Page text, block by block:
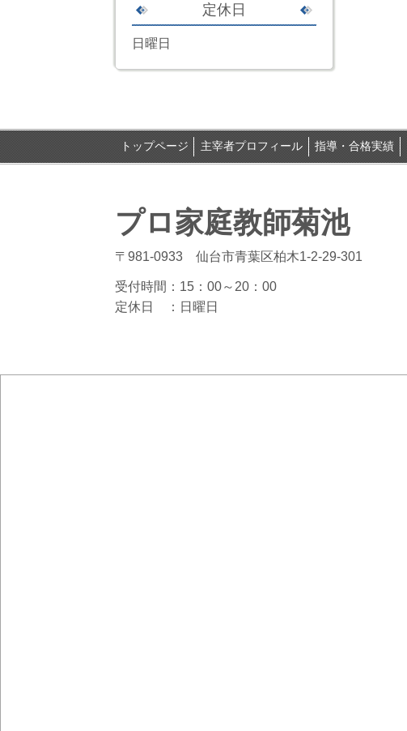
定休日
日曜日
トップページ 主宰者プロフィール 指導・合格実績
プロ家庭教師菊池
〒981-0933 仙台市青葉区柏木1-2-29-301
受付時間：15 ：00～20：00
定休日 ： 日曜日